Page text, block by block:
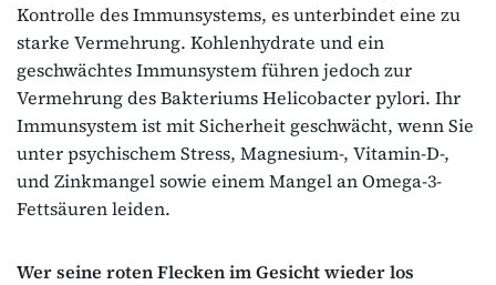
Kontrolle des Immunsystems, es unterbindet eine zu
starke Vermehrung. Kohlenhydrate und ein
geschwächtes Immunsystem führen jedoch zur
Vermehrung des Bakteriums Helicobacter pylori. Ihr
Immunsystem ist mit Sicherheit geschwächt, wenn Sie
unter psychischem Stress, Magnesium-, Vitamin-D-,
und Zinkmangel sowie einem Mangel an Omega-3-
Fettsäuren leiden.
Wer seine roten Flecken im Gesicht wieder los